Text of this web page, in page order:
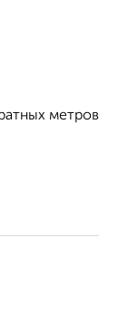
метров